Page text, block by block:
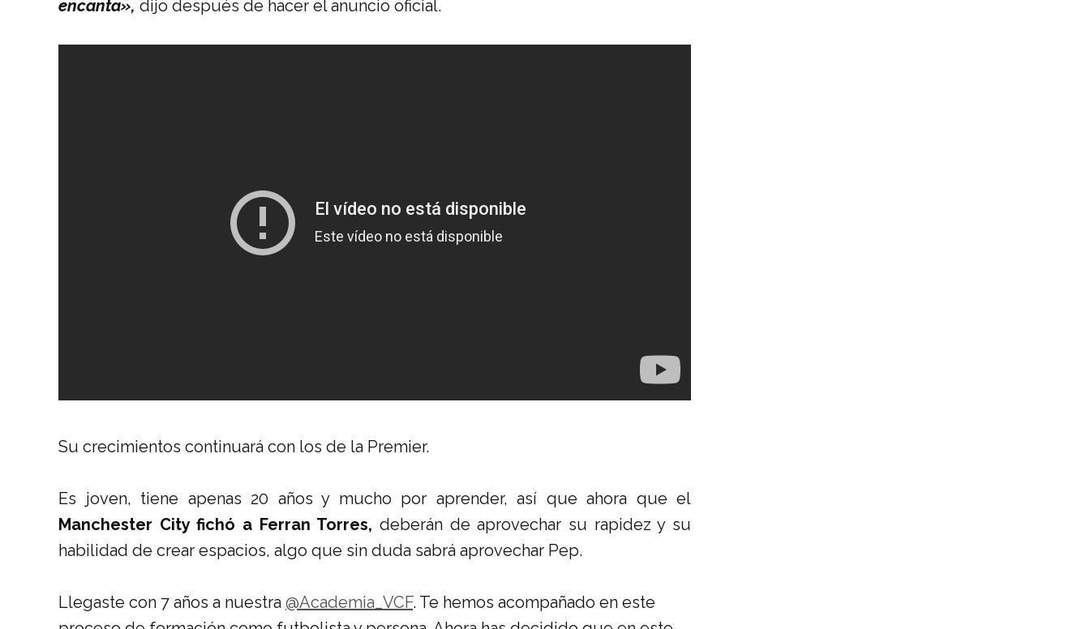
encanta», dijo después de hacer el anuncio oficial.
Su crecimientos continuará con los de la Premier.
Es joven, tiene apenas 20 años y mucho por aprender, así que ahora que el
Manchester City fichó a Ferran Torres, deberán de aprovechar su rapidez y su
habilidad de crear espacios, algo que sin duda sabrá aprovechar Pep.
Llegaste con 7 años a nuestra @Academia_VCF. Te hemos acompañado en este